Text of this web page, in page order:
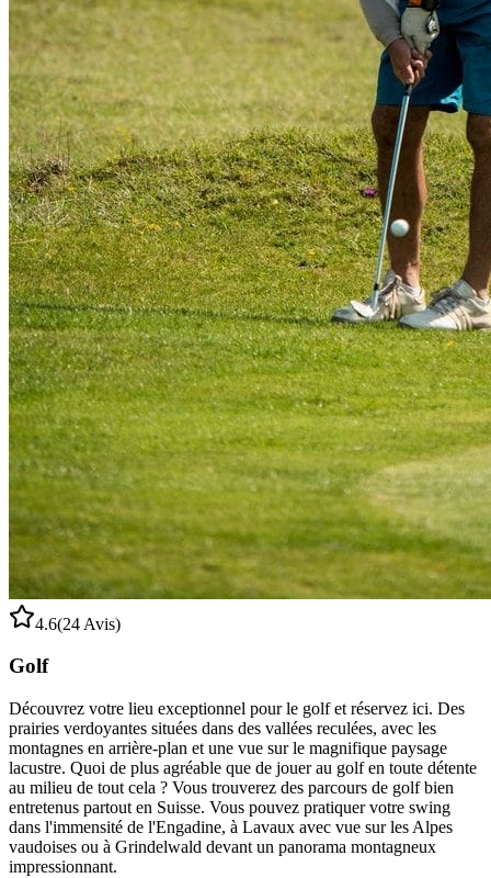
4.6(24 Avis)
Golf
Découvrez votre lieu exceptionnel pour le golf et réservez ici. Des
prairies verdoyantes situées dans des vallées reculées, avec les
montagnes en arrière-plan et une vue sur le magnifique paysage
lacustre. Quoi de plus agréable que de jouer au golf en toute détente
au milieu de tout cela ? Vous trouverez des parcours de golf bien
entretenus partout en Suisse. Vous pouvez pratiquer votre swing
dans l'immensité de l'Engadine, à Lavaux avec vue sur les Alpes
vaudoises ou à Grindelwald devant un panorama montagneux
impressionnant.